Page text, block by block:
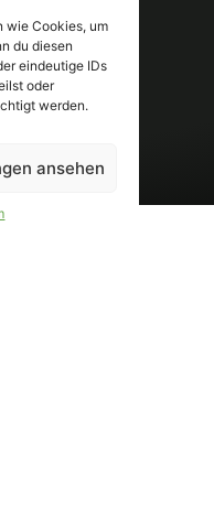
wie Cookies, um
du diesen
eindeutige IDs
oder
werden.
ansehen